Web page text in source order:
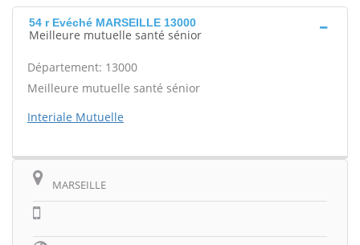
54 r Evéché MARSEILLE 13000
Meilleure mutuelle santé sénior
Département: 13000
Meilleure mutuelle santé sénior
Interiale Mutuelle
MARSEILLE